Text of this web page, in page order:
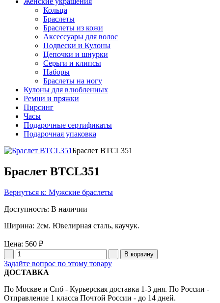
Кольца
Браслеты
Браслеты из кожи
Аксессуары для волос
Подвески и Кулоны
Цепочки и шнурки
Серьги и клипсы
Наборы
Браслеты на ногу
Кулоны для влюбленных
Ремни и пряжки
Пирсинг
Часы
Подарочные сертификаты
Подарочная упаковка
Браслет BTCL351
Браслет BTCL351
Вернуться к: Мужские браслеты
Доступность: В наличии
Ширина: 2см. Ювелирная сталь, каучук.
Цена: 560 ₽
Задайте вопрос по этому товару
ДОСТАВКА
По Москве и Спб - Курьерская доставка 1-3 дня. По России -
Отправление 1 класса Почтой России - до 14 дней.